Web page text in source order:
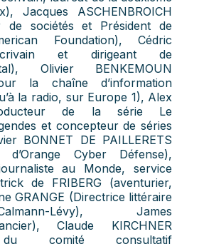
Jacques ASCHENBROICH
de sociétés et Président de
Foundation), Cédric
et dirigeant de
Olivier BENKEMOUN
la chaîne d’information
la radio, sur Europe 1), Alex
de la série Le
et concepteur de séries
BONNET DE PAILLERETS
d’Orange Cyber Défense),
au Monde, service
de FRIBERG (aventurier,
GRANGE (Directrice littéraire
Lévy), James
Claude KIRCHNER
du comité consultatif